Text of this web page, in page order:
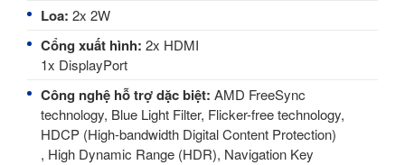
Loa: 2x 2W
Cổng xuất hình: 2x HDMI
1x DisplayPort
Công nghệ hỗ trợ dặc biệt: AMD FreeSync
technology, Blue Light Filter, Flicker-free technology,
HDCP (High-bandwidth Digital Content Protection)
, High Dynamic Range (HDR), Navigation Key